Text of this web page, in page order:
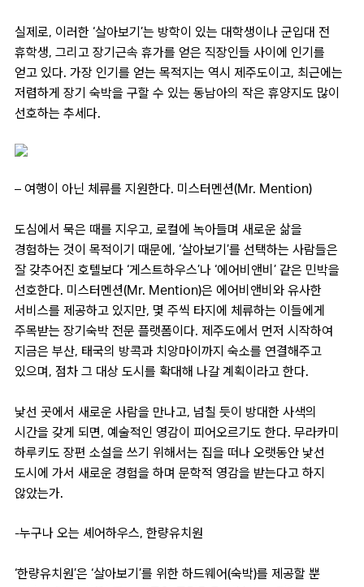
실제로, 이러한 ‘살아보기’는 방학이 있는 대학생이나 군입대 전
휴학생, 그리고 장기근속 휴가를 얻은 직장인들 사이에 인기를
얻고 있다. 가장 인기를 얻는 목적지는 역시 제주도이고, 최근에는
저렴하게 장기 숙박을 구할 수 있는 동남아의 작은 휴양지도 많이
선호하는 추세다.
– 여행이 아닌 체류를 지원한다. 미스터멘션(Mr. Mention)
도심에서 묵은 때를 지우고, 로컬에 녹아들며 새로운 삶을
경험하는 것이 목적이기 때문에, ‘살아보기’를 선택하는 사람들은
잘 갖추어진 호텔보다 ‘게스트하우스’나 ‘에어비앤비’ 같은 민박을
선호한다. 미스터멘션(Mr. Mention)은 에어비앤비와 유사한
서비스를 제공하고 있지만, 몇 주씩 타지에 체류하는 이들에게
주목받는 장기숙박 전문 플랫폼이다. 제주도에서 먼저 시작하여
지금은 부산, 태국의 방콕과 치앙마이까지 숙소를 연결해주고
있으며, 점차 그 대상 도시를 확대해 나갈 계획이라고 한다.
낯선 곳에서 새로운 사람을 만나고, 넘칠 듯이 방대한 사색의
시간을 갖게 되면, 예술적인 영감이 피어오르기도 한다. 무라카미
하루키도 장편 소설을 쓰기 위해서는 집을 떠나 오랫동안 낯선
도시에 가서 새로운 경험을 하며 문학적 영감을 받는다고 하지
않았는가.
-누구나 오는 셰어하우스, 한량유치원
‘한량유치원’은 ‘살아보기’를 위한 하드웨어(숙박)를 제공할 뿐